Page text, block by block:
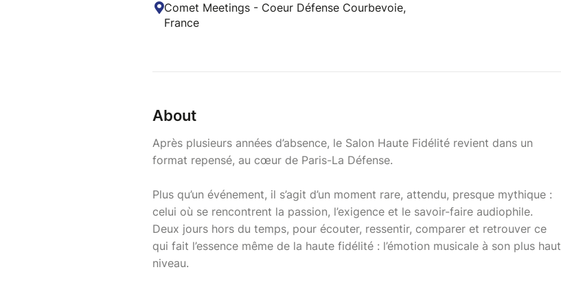
Comet Meetings - Coeur Défense Courbevoie,
France
About
Après plusieurs années d’absence, le Salon Haute Fidélité revient dans un
format repensé, au cœur de Paris-La Défense.
Plus qu’un événement, il s’agit d’un moment rare, attendu, presque mythique :
celui où se rencontrent la passion, l’exigence et le savoir-faire audiophile.
Deux jours hors du temps, pour écouter, ressentir, comparer et retrouver ce
qui fait l’essence même de la haute fidélité : l’émotion musicale à son plus haut
niveau.